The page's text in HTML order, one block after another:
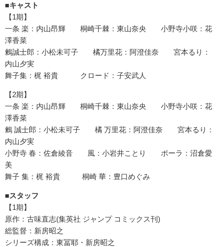
■キャスト
【1期】
一条 楽：内山昂輝 桐崎千棘：東山奈央 小野寺小咲：花
澤香菜
鶫誠士郎：小松未可子 橘万里花：阿澄佳奈 宮本るり：
内山夕実
舞子集：梶 裕貴 クロード：子安武人
【2期】
一条 楽：内山昂輝 桐崎千棘：東山奈央 小野寺小咲：花
澤香菜
鶫 誠士郎：小松未可子 橘 万里花：阿澄佳奈 宮本るり：
内山夕実
小野寺 春：佐倉綾音 風：小岩井ことり ポーラ：沼倉愛
美
舞子 集：梶 裕貴 桐崎 華：豊口めぐみ
■スタッフ
【1期】
原作：古味直志(集英社 ジャンプ コミックス刊)
総監督：新房昭之
シリーズ構成：東冨耶・新房昭之